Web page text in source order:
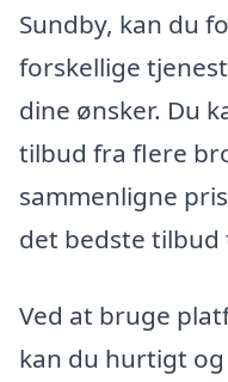
Sundby, kan du
forskellige
dine ønsker. Du
tilbud fra flere
sammenligne
det bedste
Ved at bruge
kan du hurtigt